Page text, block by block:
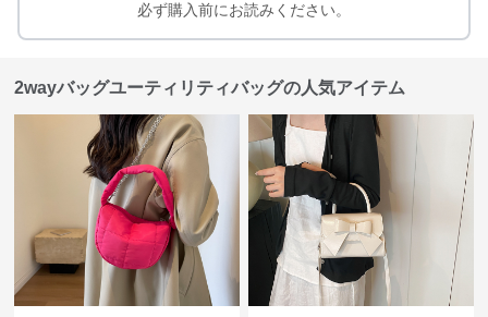
必ず購入前にお読みください。
2wayバッグユーティリティバッグの人気アイテム